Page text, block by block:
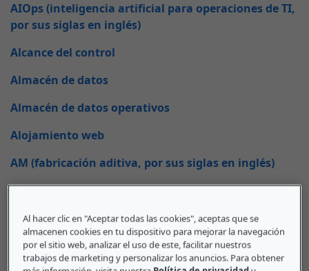
AIOps (inteligencia artificial para operaciones de TI,
por sus siglas en inglés)
Alcance del control
Almacén de datos
Almacén de datos operativos
Alojamiento web
AM (fabricación aditiva, por sus siglas en inglés)
AM (gestión de aplicaciones, por sus siglas en
AMG (puerto de enlace multimedia, por sus siglas
en inglés)
Al hacer clic en "Aceptar todas las cookies", aceptas que se
almacenen cookies en tu dispositivo para mejorar la navegación
por el sitio web, analizar el uso de este, facilitar nuestros
trabajos de marketing y personalizar los anuncios. Para obtener